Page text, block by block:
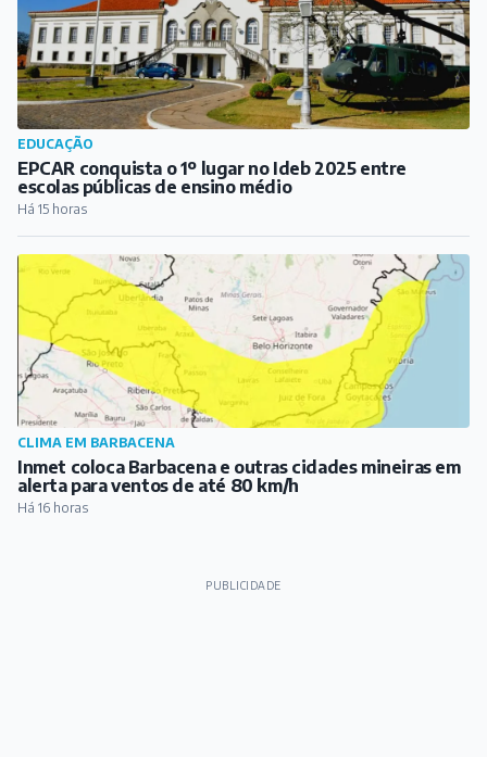
CLIMA EM BARBACENA
Inmet coloca Barbacena e outras cidades mineiras em
alerta para ventos de até 80 km/h
Há 16 horas
PUBLICIDADE